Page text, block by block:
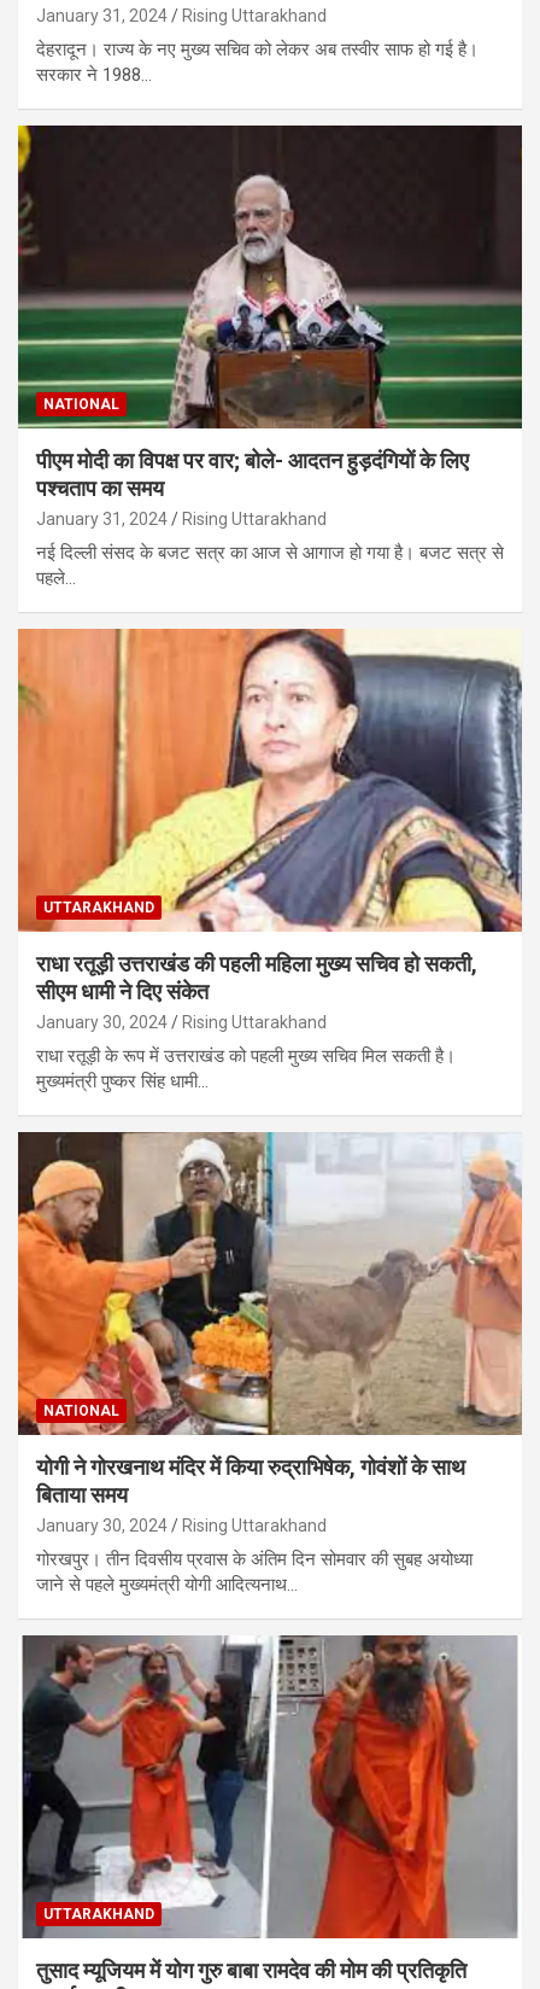
January 31, 2024 Rising Uttarakhand
देहरादून। राज्य के नए मुख्य सचिव को लेकर अब तस्वीर साफ हो गई है।
सरकार ने 1988…
NATIONAL
पीएम मोदी का विपक्ष पर वार; बोले- आदतन हुड़दंगियों के लिए
पश्चताप का समय
January 31, 2024 Rising Uttarakhand
नई दिल्ली संसद के बजट सत्र का आज से आगाज हो गया है। बजट सत्र से
पहले…
UTTARAKHAND
राधा रतूड़ी उत्तराखंड की पहली महिला मुख्य सचिव हो सकती,
सीएम धामी ने दिए संकेत
January 30, 2024 Rising Uttarakhand
राधा रतूड़ी के रूप में उत्तराखंड को पहली मुख्य सचिव मिल सकती है।
मुख्यमंत्री पुष्कर सिंह धामी…
NATIONAL
योगी ने गोरखनाथ मंदिर में किया रुद्राभिषेक, गोवंशों के साथ
बिताया समय
January 30, 2024 Rising Uttarakhand
गोरखपुर। तीन दिवसीय प्रवास के अंतिम दिन सोमवार की सुबह अयोध्या
जाने से पहले मुख्यमंत्री योगी आदित्यनाथ…
UTTARAKHAND
तुसाद म्यूजियम में योग गुरु बाबा रामदेव की मोम की प्रतिकृति